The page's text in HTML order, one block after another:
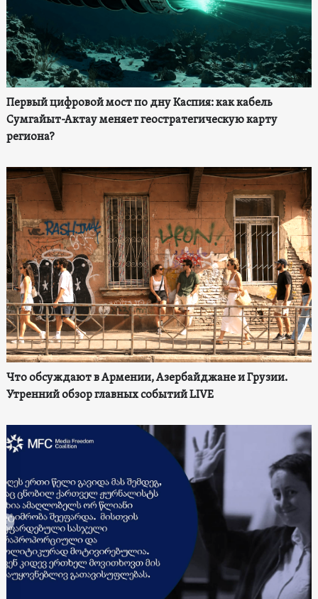
Первый цифровой мост по дну Каспия: как кабель
Сумгайыт-Актау меняет геостратегическую карту
региона?
Что обсуждают в Армении, Азербайджане и Грузии.
Утренний обзор главных событий LIVE